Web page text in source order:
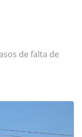
de falta de